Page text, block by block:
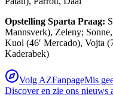
Opstelling Sparta Praag:
Mannsverk), Zeleny;
Kuol (46′ Mercado), Vojta
Kaderabek)
Volg AZFanpageMis
Discover en zie ons nieuws